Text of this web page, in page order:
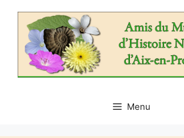
contenu
Menu